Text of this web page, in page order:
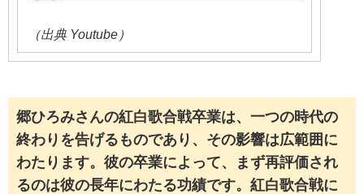
（出典 Youtube）
郷ひろみさんの紅白歌合戦卒業は、一つの時代の
終わりを告げるものであり、その影響は広範囲に
わたります。彼の卒業によって、まず再評価され
るのは彼の長年にわたる功績です。紅白歌合戦に